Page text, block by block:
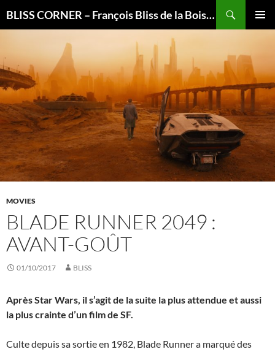
BLISS CORNER – François Bliss de la Boissière is here
MOVIES
BLADE RUNNER 2049 :
AVANT-GOÛT
01/10/2017 BLISS
Après Star Wars, il s’agit de la suite la plus attendue et aussi
la plus crainte d’un film de SF.
Culte depuis sa sortie en 1982, Blade Runner a marqué des